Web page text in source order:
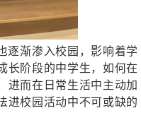
逐渐渗入校园，影响着学
长阶段的中学生，如何在
进而在日常生活中主动加
进校园活动中不可或缺的